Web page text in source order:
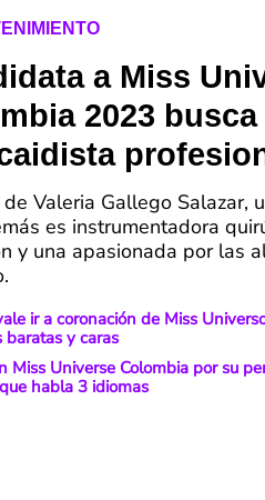
a Miss
2023 busca
Valeria Gallego Salazar,
es instrumentadora
y una apasionada por las
ir a coronación de Miss
baratas y caras
Miss Universe Colombia por su
habla 3 idiomas